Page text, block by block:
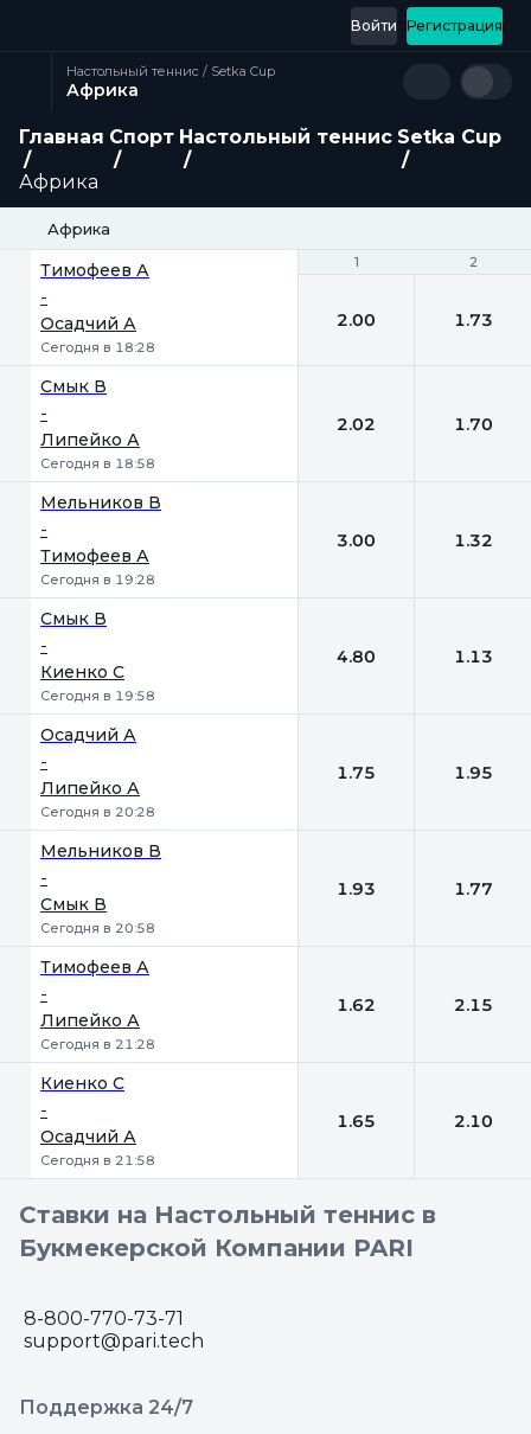
Регистрация
Войти
Настольный теннис / Setka Cup
Африка
Главная Спорт Настольный теннис Setka Cup
Африка
Африка
1 2
Тимофеев А
-
Осадчий А
Сегодня в 18:28
1 2
2.00 1.73
Смык В
-
Липейко А
Сегодня в 18:58
2.02 1.70
Мельников В
-
Тимофеев А
Сегодня в 19:28
3.00 1.32
Смык В
-
Киенко С
Сегодня в 19:58
4.80 1.13
Осадчий А
-
Липейко А
Сегодня в 20:28
1.75 1.95
Мельников В
-
Смык В
Сегодня в 20:58
1.93 1.77
Тимофеев А
-
Липейко А
Сегодня в 21:28
1.62 2.15
Киенко С
-
Осадчий А
Сегодня в 21:58
1.65 2.10
Ставки на Настольный теннис в
Букмекерской Компании PARI
8-800-770-73-71
support@pari.tech
Поддержка 24/7